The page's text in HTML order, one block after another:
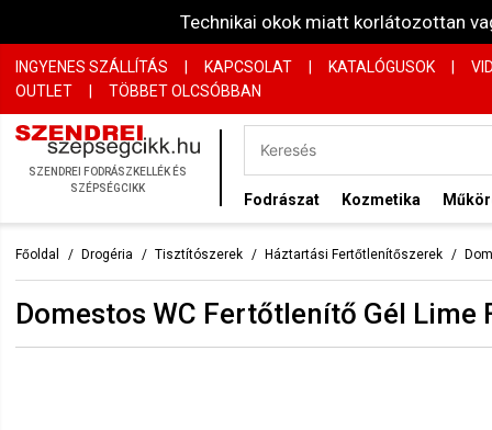
Technikai okok miatt korlátozottan
INGYENES SZÁLLÍTÁS KAPCSOLAT KATALÓGUSOK
OUTLET
| TÖBBET OLCSÓBBAN
SZENDREI FODRÁSZKELLÉK ÉS
SZÉPSÉGCIKK
Fodrászat Kozmetika
Főoldal Drogéria Tisztítószerek Háztartási Fertőtlenítőszerek
Domestos WC Fertőtlenítő Gél Lime